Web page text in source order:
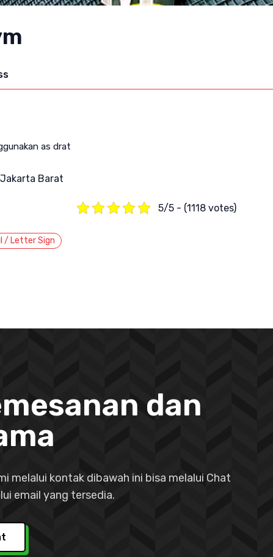
as drat
Barat
5/5 - (1118 votes)
/ Letter Sign
dan
melalui kontak dibawah ini bisa melalui Chat
email yang tersedia.